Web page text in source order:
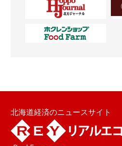
北海道経済のニュースサイト